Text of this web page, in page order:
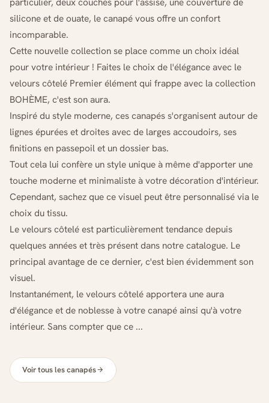
silicone et de ouate, le canapé vous offre un confort
incomparable.
Cette nouvelle collection se place comme un choix idéal
pour votre intérieur ! Faites le choix de l'élégance avec le
velours côtelé Premier élément qui frappe avec la collection
BOHÈME, c'est son aura.
Inspiré du style moderne, ces canapés s'organisent autour de
lignes épurées et droites avec de larges accoudoirs, ses
finitions en passepoil et un dossier bas.
Tout cela lui confère un style unique à même d'apporter une
touche moderne et minimaliste à votre décoration d'intérieur.
Cependant, sachez que ce visuel peut être personnalisé via le
choix du tissu.
Le velours côtelé est particulièrement tendance depuis
quelques années et très présent dans notre catalogue. Le
principal avantage de ce dernier, c'est bien évidemment son
visuel.
Instantanément, le velours côtelé apportera une aura
d'élégance et de noblesse à votre canapé ainsi qu'à votre
intérieur. Sans compter que ce ...
Voir tous les canapés